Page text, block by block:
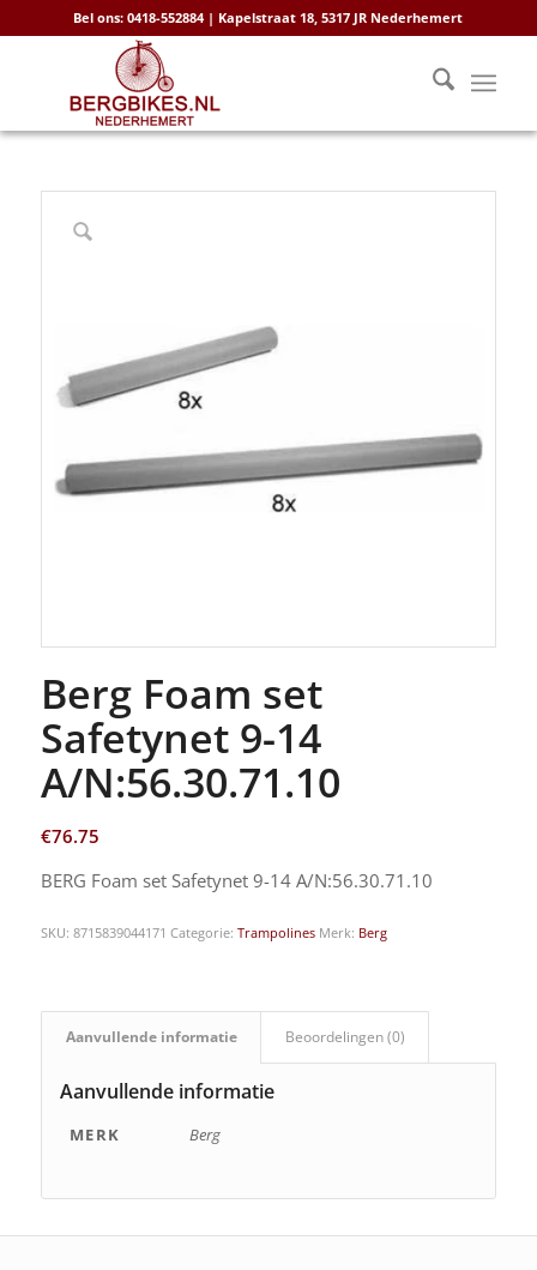
Bel ons: 0418-552884 | Kapelstraat 18, 5317 JR Nederhemert
Berg Foam set
Safetynet 9-14
A/N:56.30.71.10
€76.75
BERG Foam set Safetynet 9-14 A/N:56.30.71.10
SKU: 8715839044171 Categorie: Trampolines Merk: Berg
Aanvullende informatie Beoordelingen (0)
Aanvullende informatie
MERK Berg